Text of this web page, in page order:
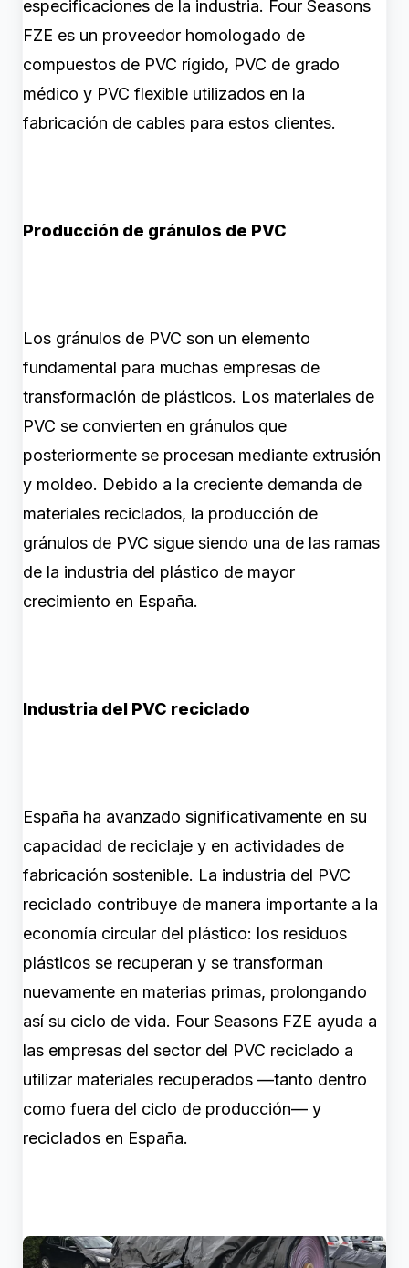
especificaciones de la industria. Four Seasons
FZE es un proveedor homologado de
compuestos de PVC rígido, PVC de grado
médico y PVC flexible utilizados en la
fabricación de cables para estos clientes.
Producción de gránulos de PVC
Los gránulos de PVC son un elemento
fundamental para muchas empresas de
transformación de plásticos. Los materiales de
PVC se convierten en gránulos que
posteriormente se procesan mediante extrusión
y moldeo. Debido a la creciente demanda de
materiales reciclados, la producción de
gránulos de PVC sigue siendo una de las ramas
de la industria del plástico de mayor
crecimiento en España.
Industria del PVC reciclado
España ha avanzado significativamente en su
capacidad de reciclaje y en actividades de
fabricación sostenible. La industria del PVC
reciclado contribuye de manera importante a la
economía circular del plástico: los residuos
plásticos se recuperan y se transforman
nuevamente en materias primas, prolongando
así su ciclo de vida. Four Seasons FZE ayuda a
las empresas del sector del PVC reciclado a
utilizar materiales recuperados —tanto dentro
como fuera del ciclo de producción— y
reciclados en España.